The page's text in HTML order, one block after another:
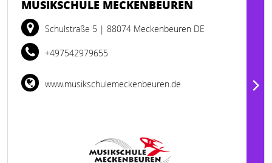
MUSIKSCHULE MECKENBEUREN
Schulstraße 5 | 88074 Meckenbeuren DE
+497542979655
www.musikschulemeckenbeuren.de